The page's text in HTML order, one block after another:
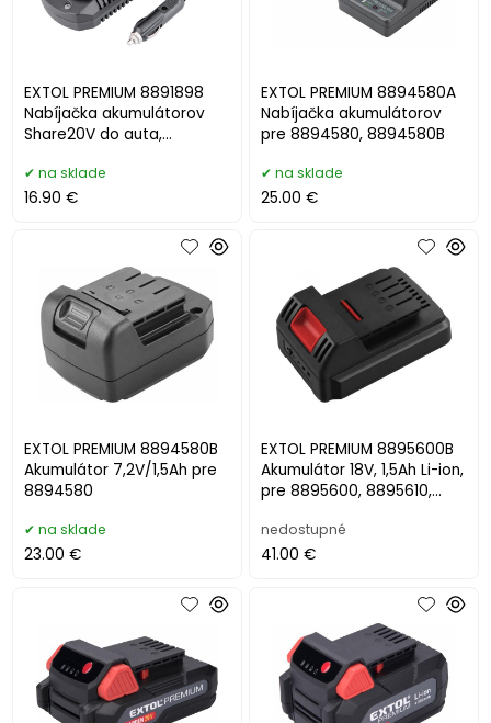
EXTOL PREMIUM 8891898
Nabíjačka akumulátorov
Share20V do auta,
na sklade
16.90 €
EXTOL PREMIUM 8894580A
Nabíjačka akumulátorov
pre 8894580, 8894580B
na sklade
25.00 €
EXTOL PREMIUM 8894580B
Akumulátor 7,2V/1,5Ah pre
8894580
na sklade
23.00 €
EXTOL PREMIUM 8895600B
Akumulátor 18V, 1,5Ah Li-ion,
pre 8895600, 8895610,
nedostupné
41.00 €